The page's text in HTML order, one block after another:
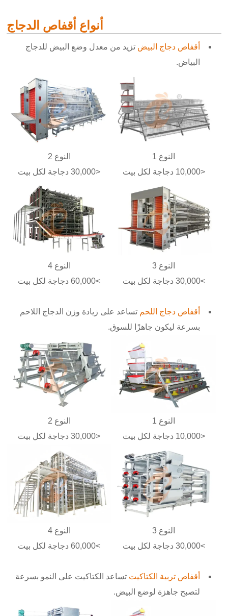
أنواع أقفاص الدجاج
أقفاص دجاج البيض تزيد من معدل وضع البيض للدجاج
البياض.
النوع 1
<10,000 دجاجة لكل بيت
النوع 2
<30,000 دجاجة لكل بيت
النوع 3
>30,000 دجاجة لكل بيت
النوع 4
>60,000 دجاجة لكل بيت
أقفاص دجاج اللحم تساعد على زيادة وزن الدجاج اللاحم
بسرعة ليكون جاهزًا للسوق.
النوع 1
<10,000 دجاجة لكل بيت
النوع 2
<30,000 دجاجة لكل بيت
النوع 3
>30,000 دجاجة لكل بيت
النوع 4
>60,000 دجاجة لكل بيت
أقفاص تربية الكتاكيت تساعد الكتاكيت على النمو بسرعة
لتصبح جاهزة لوضع البيض.